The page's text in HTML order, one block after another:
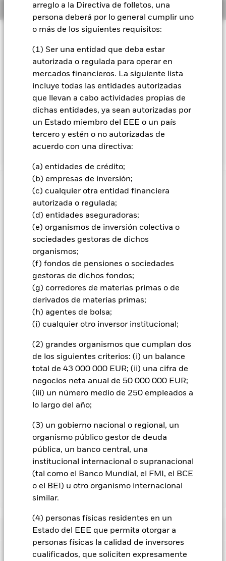
arreglo a la Directiva de folletos, una
persona deberá por lo general cumplir uno
o más de los siguientes requisitos:
(1) Ser una entidad que deba estar
autorizada o regulada para operar en
mercados financieros. La siguiente lista
incluye todas las entidades autorizadas
que llevan a cabo actividades propias de
dichas entidades, ya sean autorizadas por
un Estado miembro del EEE o un país
tercero y estén o no autorizadas de
acuerdo con una directiva:
(a) entidades de crédito;
(b) empresas de inversión;
(c) cualquier otra entidad financiera
autorizada o regulada;
(d) entidades aseguradoras;
(e) organismos de inversión colectiva o
sociedades gestoras de dichos
organismos;
(f) fondos de pensiones o sociedades
gestoras de dichos fondos;
(g) corredores de materias primas o de
derivados de materias primas;
(h) agentes de bolsa;
(i) cualquier otro inversor institucional;
(2) grandes organismos que cumplan dos
de los siguientes criterios: (i) un balance
total de 43 000 000 EUR; (ii) una cifra de
negocios neta anual de 50 000 000 EUR;
(iii) un número medio de 250 empleados a
lo largo del año;
(3) un gobierno nacional o regional, un
organismo público gestor de deuda
pública, un banco central, una
institucional internacional o supranacional
(tal como el Banco Mundial, el FMI, el BCE
o el BEI) u otro organismo internacional
similar.
(4) personas físicas residentes en un
Estado del EEE que permita otorgar a
personas físicas la calidad de inversores
cualificados, que soliciten expresamente
Información general
Filosofía de inversión
El Fondo Emerging Markets Local Currency Bond busca
maximizar los beneficios totales. El Fondo invierte, como
mínimo, un 70 % de sus activos globales en los valores
emitidos por gobiernos y agencias gubernamentales, y por
empresas domiciliadas, o que ejercen la parte predominante
de su actividad económica, en mercados emergentes.
Se puede utilizar todo el espectro de valores disponibles,
incluidos aquellos sin calificación crediticia. La exposición a
INFORMACIÓN IMPORTANTE: Capital en Riesgo.
de las inversiones y los ingresos derivados de ellas pueden
inversores no recuperen la cantidad invertida originalmente.
Todas las clases de acciones con cobertura de divisas de este
uso de derivados para una clase de acciones podría conllevar
un posible riesgo de contagio (también denominado «spill-
over») a otras clases de acciones del fondo. La sociedad
gestora del fondo se asegurará de que se dispone de los
procedimientos adecuados para minimizar el riesgo de
contagio a otras clases de acciones. En el menú desplegable
que figura justo debajo del nombre del fondo, podrá ver un
acciones con cobertura de divisas se identifican mediante la
palabra «Hedged» en su nombre. Además, el listado
divisas está disponible mediante solicitud a la sociedad
gestora del fondo.
para reducir los gastos, el propio Fondo percibirá el 62,5% de
los ingresos asociadas que se generen, y el 37,5% restante se
valores. Debido a que el reparto de los ingresos por préstamos
de valores no incrementa los costes de funcionamiento del
Fondo, esto ha quedado excluido de los gastos corrientes.
BGF Emerging Markets Local Currency Bond Fund
Rentabilidad
Gráfico de rendimiento